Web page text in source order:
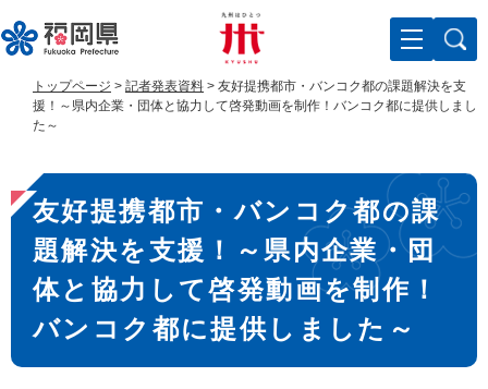
ー
ジ
。
ニ
ュ
て
本
トップページ > 記者発表資料 > 友好提携都市・バンコク都の課題解決を支
援！～県内企業・団体と協力して啓発動画を制作！バンコク都に提供しまし
た～
本
文
友好提携都市・バンコク都の課
題解決を支援！～県内企業・団
体と協力して啓発動画を制作！
バンコク都に提供しました～